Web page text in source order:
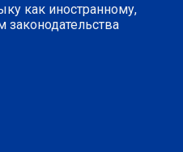
как иностранному,
законодательства